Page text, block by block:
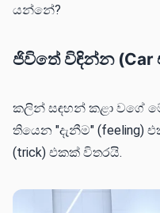
යන්නේ?
ජිවිතේ විඳින්න (Car
කලින් සඳහන් කළා වගේ
තියෙන "දැනීම" (feeling)
(trick) එකක් විතරයි.